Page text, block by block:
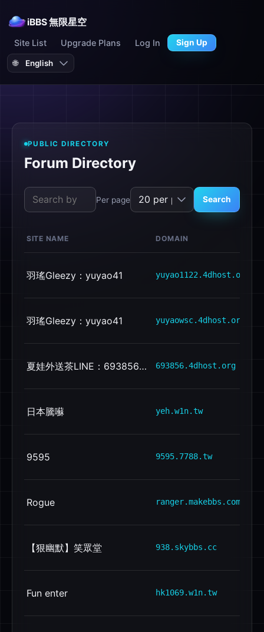
iBBS 無限星空
Site List Upgrade Plans Log In Sign Up
🌐
PUBLIC DIRECTORY
Forum Directory
Per page Search
SITE NAME DOMAIN
羽瑤Gleezy：yuyao41 yuyao1122.4dhost.org
羽瑤Gleezy：yuyao41 yuyaowsc.4dhost.org
夏娃外送茶LINE：693856台湾出差旅游叫小姐 693856.4dhost.org
日本騰囌 yeh.w1n.tw
9595 9595.7788.tw
Rogue ranger.makebbs.com
【狠幽默】笑眾堂 938.skybbs.cc
Fun enter hk1069.w1n.tw